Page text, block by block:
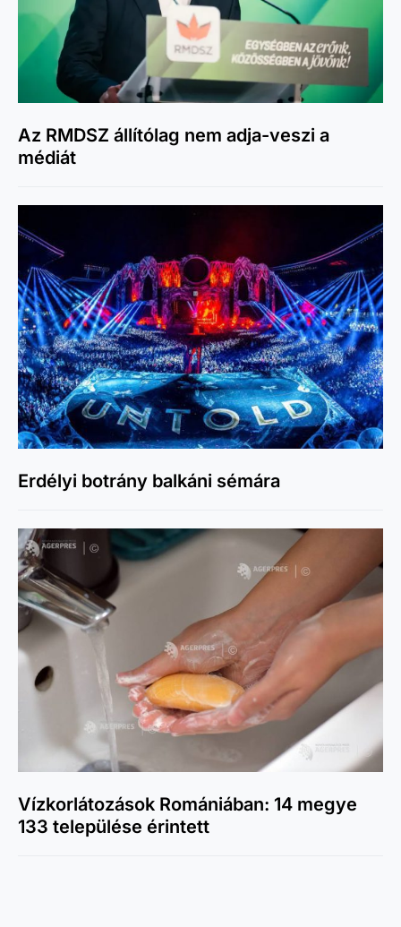
Az RMDSZ állítólag nem adja-veszi a
médiát
Erdélyi botrány balkáni sémára
Vízkorlátozások Romániában: 14 megye
133 települése érintett